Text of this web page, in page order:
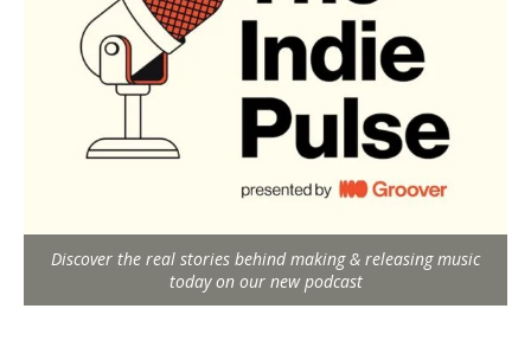
Discover the real stories behind making & releasing music
today on our new podcast